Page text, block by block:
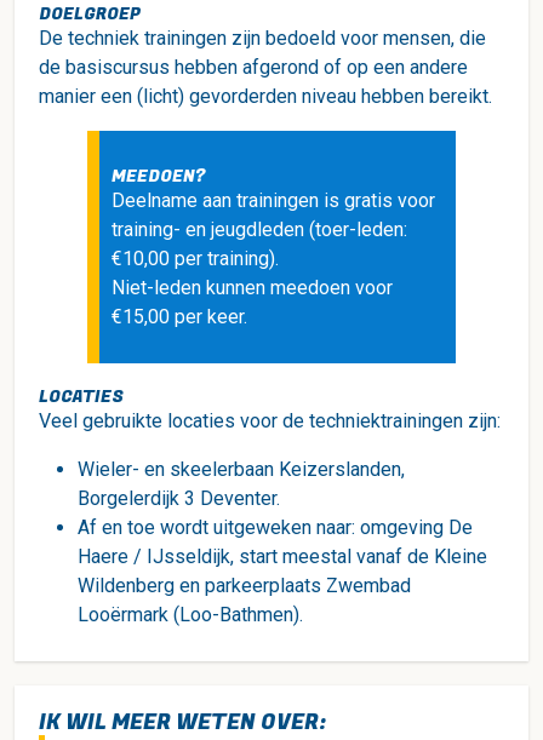
DOELGROEP
De techniek trainingen zijn bedoeld voor mensen, die
de basiscursus hebben afgerond of op een andere
manier een (licht) gevorderden niveau hebben bereikt.
MEEDOEN?
Deelname aan trainingen is gratis voor
training- en jeugdleden (toer-leden:
€10,00 per training).
Niet-leden kunnen meedoen voor
€15,00 per keer.
LOCATIES
Veel gebruikte locaties voor de techniektrainingen zijn:
Wieler- en skeelerbaan Keizerslanden,
Borgelerdijk 3 Deventer.
Af en toe wordt uitgeweken naar: omgeving De
Haere / IJsseldijk, start meestal vanaf de Kleine
Wildenberg en parkeerplaats Zwembad
Looërmark (Loo-Bathmen).
IK WIL MEER WETEN OVER: